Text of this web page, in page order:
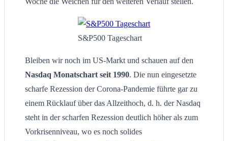
S&P500 Tageschart
Bleiben wir noch im US-Markt und schauen auf den
Nasdaq Monatschart seit 1990. Die nun eingesetzte
scharfe Rezession der Corona-Pandemie führte gar zu
einem Rücklauf über das Allzeithoch, d. h. der Nasdaq
steht in der scharfen Rezession deutlich höher als zum
Vorkrisenniveau, wo es noch solides